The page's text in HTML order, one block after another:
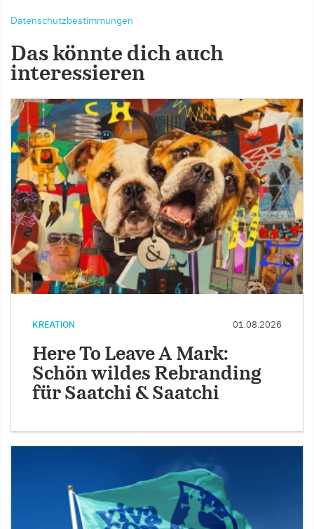
Datenschutzbestimmungen
Das könnte dich auch
interessieren
KREATION 01.08.2026
Here To Leave A Mark:
Schön wildes Rebranding
für Saatchi & Saatchi